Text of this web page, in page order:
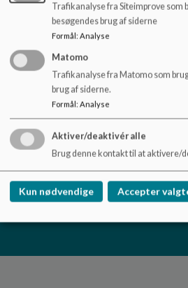
Vestfjendsskolen
Dåsbjergvej 17, 7800 Skive
87872685
EAN NR.
5798004601617
Tilgængelighedserklæring
Sitemap
Cookie politik
Trafikanalyse fra Siteimprove som
besøgendes brug af siderne
Formål: Analyse
Matomo
Trafikanalyse fra Matomo som
brug af siderne.
Formål: Analyse
Aktiver/deaktivér alle
Brug denne kontakt til at aktivere/
Kun nødvendige Accepter